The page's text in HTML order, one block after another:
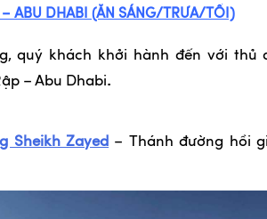
– ABU DHABI (ĂN SÁNG/TRƯA/TỐI)
quý khách khởi hành đến với thủ
– Abu Dhabi.
Sheikh Zayed – Thánh đường hồi